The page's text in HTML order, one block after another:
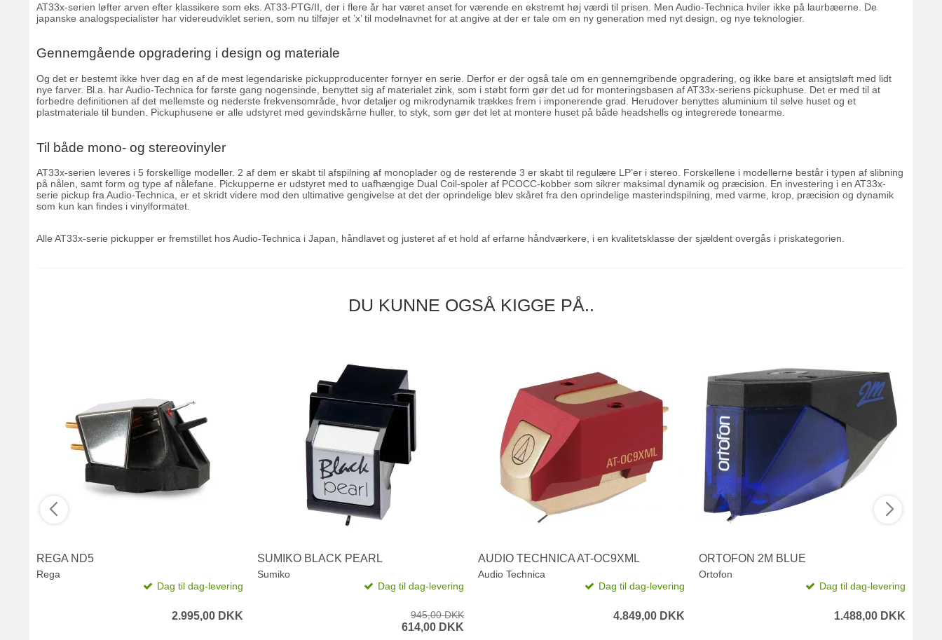
AT33x-serien løfter arven efter klassikere som eks. AT33-PTG/II, der i flere år har været anset for værende en ekstremt høj værdi til prisen. Men Audio-Technica hviler ikke på laurbæerne. De
japanske analogspecialister har videreudviklet serien, som nu tilføjer et ’x’ til modelnavnet for at angive at der er tale om en ny generation med nyt design, og nye teknologier.
Gennemgående opgradering i design og materiale
Og det er bestemt ikke hver dag en af de mest legendariske pickupproducenter fornyer en serie. Derfor er der også tale om en gennemgribende opgradering, og ikke bare et ansigtsløft med lidt
nye farver. Bl.a. har Audio-Technica for første gang nogensinde, benyttet sig af materialet zink, som i støbt form gør det ud for monteringsbasen af AT33x-seriens pickuphuse. Det er med til at
forbedre definitionen af det mellemste og nederste frekvensområde, hvor detaljer og mikrodynamik trækkes frem i imponerende grad. Herudover benyttes aluminium til selve huset og et
plastmateriale til bunden. Pickuphusene er alle udstyret med gevindskårne huller, to styk, som gør det let at montere huset på både headshells og integrerede tonearme.
Til både mono- og stereovinyler
AT33x-serien leveres i 5 forskellige modeller. 2 af dem er skabt til afspilning af monoplader og de resterende 3 er skabt til regulære LP’er i stereo. Forskellene i modellerne består i typen af slibning
på nålen, samt form og type af nålefane. Pickupperne er udstyret med to uafhængige Dual Coil-spoler af PCOCC-kobber som sikrer maksimal dynamik og præcision. En investering i en AT33x-
serie pickup fra Audio-Technica, er et skridt videre mod den ultimative gengivelse at det der oprindelige blev skåret fra den oprindelige masterindspilning, med varme, krop, præcision og dynamik
som kun kan findes i vinylformatet.
Alle AT33x-serie pickupper er fremstillet hos Audio-Technica i Japan, håndlavet og justeret af et hold af erfarne håndværkere, i en kvalitetsklasse der sjældent overgås i priskategorien.
DU KUNNE OGSÅ KIGGE PÅ..
REGA ND5
Rega
Dag til dag-levering
2.995,00 DKK
SUMIKO BLACK PEARL
Sumiko
Dag til dag-levering
945,00 DKK
614,00 DKK
AUDIO TECHNICA AT-OC9XML
Audio Technica
Dag til dag-levering
4.849,00 DKK
ORTOFON 2M BLUE
Ortofon
Dag til dag-levering
1.488,00 DKK